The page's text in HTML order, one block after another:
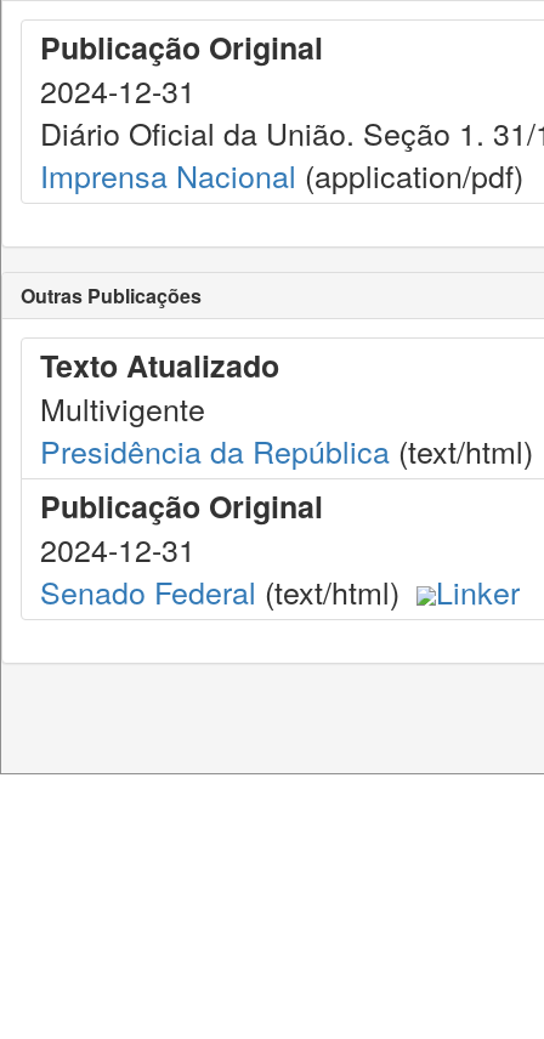
Publicação Original
2024-12-31
Diário Oficial da União. Seção 1.
Imprensa Nacional (application/pdf)
Outras Publicações
Texto Atualizado
Multivigente
Presidência da República (text/html)
Publicação Original
2024-12-31
Senado Federal (text/html) Linker